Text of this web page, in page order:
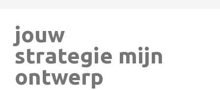
jouw
strategie mijn
ontwerp